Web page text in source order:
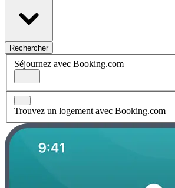
Rechercher
Séjournez avec Booking.com
Trouvez un logement avec Booking.com